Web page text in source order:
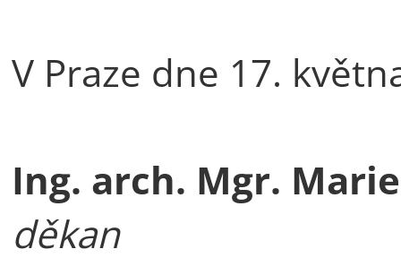
V Praze dne 17.
Ing. arch. Mgr.
děkan